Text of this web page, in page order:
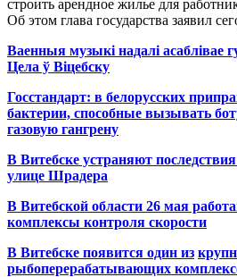
строить арендное жилье для
Об этом глава государства заявил
Ваенныя музыкі надалі асаблівае
Цела ў Віцебску
Госстандарт: в белорусских
бактерии, способные вызывать
газовую гангрену
В Витебске устраняют
улице Шрадера
В Витебской области 26 мая
комплексы контроля скорости
В Витебске появится один из
рыбоперерабатывающих